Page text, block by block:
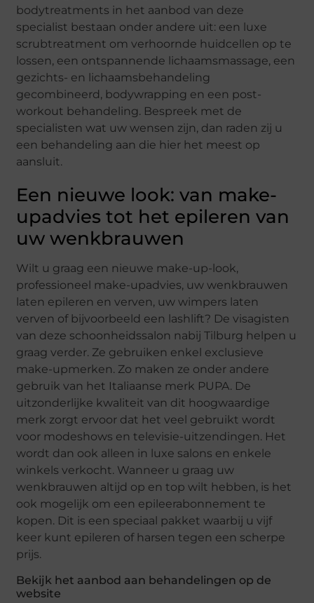
bodytreatments in het aanbod van deze
specialist bestaan onder andere uit: een luxe
scrubtreatment om verhoornde huidcellen op te
lossen, een ontspannende lichaamsmassage, een
gezichts- en lichaamsbehandeling
gecombineerd, bodywrapping en een post-
workout behandeling. Bespreek met de
specialisten wat uw wensen zijn, dan raden zij u
een behandeling aan die hier het meest op
aansluit.
Een nieuwe look: van make-
upadvies tot het epileren van
uw wenkbrauwen
Wilt u graag een nieuwe make-up-look,
professioneel make-upadvies, uw wenkbrauwen
laten epileren en verven, uw wimpers laten
verven of bijvoorbeeld een lashlift? De visagisten
van deze schoonheidssalon nabij Tilburg helpen u
graag verder. Ze gebruiken enkel exclusieve
make-upmerken. Zo maken ze onder andere
gebruik van het Italiaanse merk PUPA. De
uitzonderlijke kwaliteit van dit hoogwaardige
merk zorgt ervoor dat het veel gebruikt wordt
voor modeshows en televisie-uitzendingen. Het
wordt dan ook alleen in luxe salons en enkele
winkels verkocht. Wanneer u graag uw
wenkbrauwen altijd op en top wilt hebben, is het
ook mogelijk om een epileerabonnement te
kopen. Dit is een speciaal pakket waarbij u vijf
keer kunt epileren of harsen tegen een scherpe
prijs.
Bekijk het aanbod aan behandelingen op de
website